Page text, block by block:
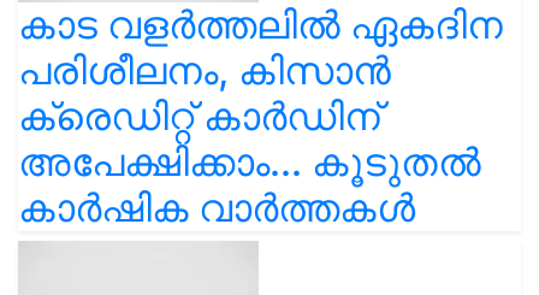
കാട വളര്‍ത്തലിൽ ഏകദിന
പരിശീലനം, കിസാൻ
ക്രെഡിറ്റ് കാർഡിന്
അപേക്ഷിക്കാം... കൂടുതൽ
കാർഷിക വാർത്തകൾ